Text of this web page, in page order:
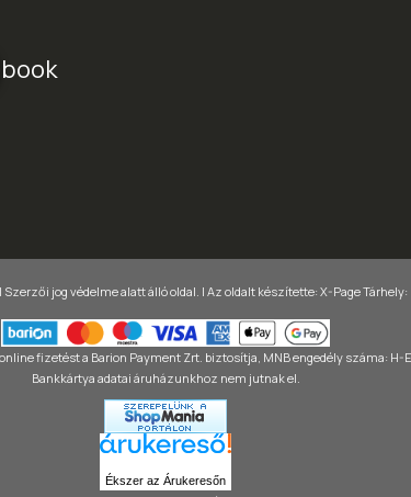
jog védelme alatt álló oldal. |Az oldalt készítette: X-Page
fizetést a Barion Payment Zrt. biztosítja, MNB engedély száma: H-
Bankkártya adatai áruházunkhoz nem jutnak el.
Ékszer az Árukeresőn